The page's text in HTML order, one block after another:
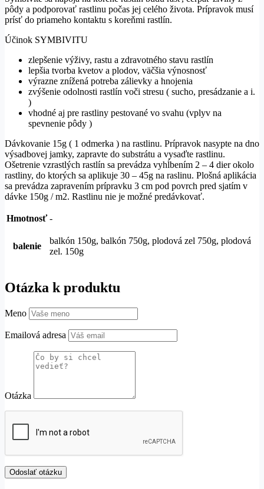
pôdy a podporovať rastlinu počas jej celého života. Prípravok musí
prísť do priameho kontaktu s koreňmi rastlín.
Účinok SYMBIVITU
zlepšenie výživy, rastu a zdravotného stavu rastlín
lepšia tvorba kvetov a plodov, väčšia výnosnosť
výrazne znížená potreba zálievky a hnojenia
zvýšenie odolnosti rastlín voči stresu ( sucho, presádzanie a i.
)
vhodné aj pre rastliny pestované vo svahu (vplyv na
spevnenie pôdy )
Dávkovanie 15g ( 1 odmerka ) na rastlinu. Prípravok nasypte na dno
výsadbovej jamky, zapravte do substrátu a vysaďte rastlinu.
Ošetrenie vzrastlých rastlín sa prevádza vyhĺbením 2 – 4 dier okolo
rastliny, do ktorých sa aplikuje 30 – 45g na raslinu. Plošná aplikácia
sa prevádza zapravením prípravku 3 cm pod povrch pred sjatím v
dávke 150g / m2. Rastlinu nie je možné predávkovať.
Hmotnosť -
balenie
balkón 150g, balkón 750g, plodová zel 750g, plodová
zel. 150g
Otázka k produktu
Meno
Emailová adresa
Otázka